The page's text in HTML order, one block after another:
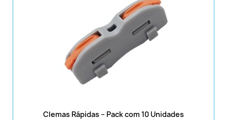
Clemas Rápidas – Pack com 10 Unidades